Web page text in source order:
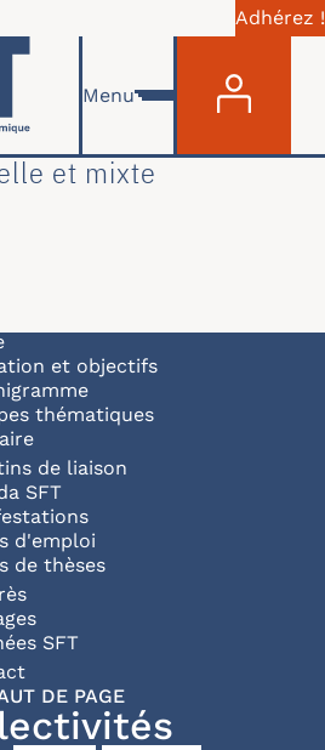
Adhérez !
Menu
et mixte
principale
et objectifs
thématiques
de liaison
SFT
d'emploi
de thèses
SFT
page
DE PAGE